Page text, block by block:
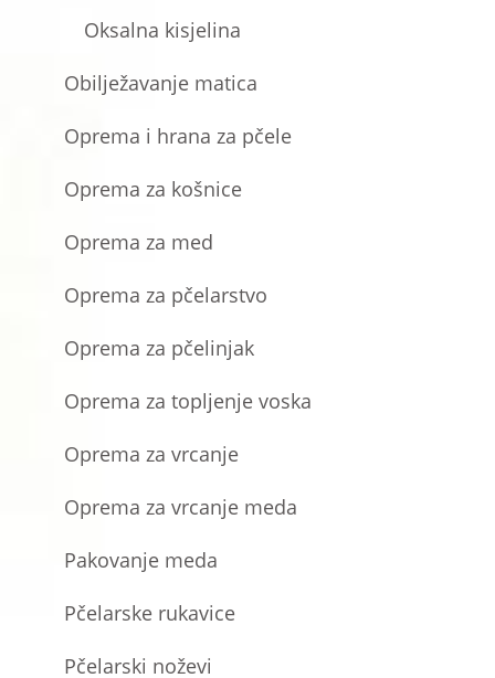
Oksalna kisjelina
Obilježavanje matica
Oprema i hrana za pčele
Oprema za košnice
Oprema za med
Oprema za pčelarstvo
Oprema za pčelinjak
Oprema za topljenje voska
Oprema za vrcanje
Oprema za vrcanje meda
Pakovanje meda
Pčelarske rukavice
Pčelarski noževi